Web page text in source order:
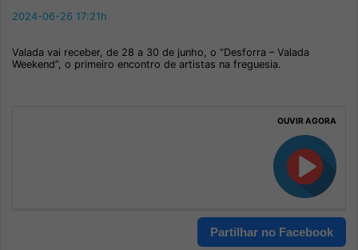
2024-06-26 17:21h
Valada vai receber, de 28 a 30 de junho, o “Desforra – Valada
Weekend”, o primeiro encontro de artistas na freguesia.
OUVIR AGORA
Partilhar no Facebook